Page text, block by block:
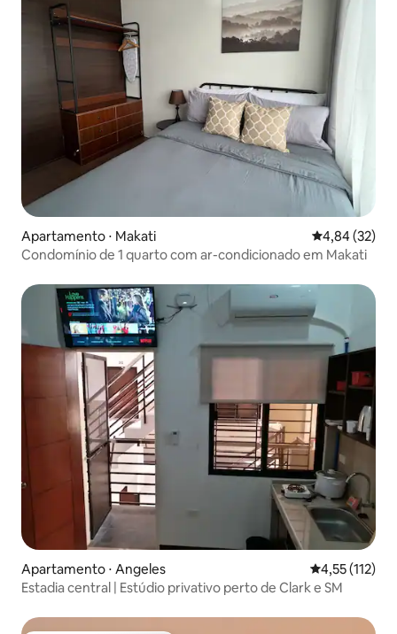
Apartamento ⋅ Makati 4,84 de uma
4,84 (32)
Condomínio de 1 quarto com ar-condicionado em Makati
Apartamento ⋅ Angeles 4,55 de uma
4,55 (112)
Estadia central | Estúdio privativo perto de Clark e SM